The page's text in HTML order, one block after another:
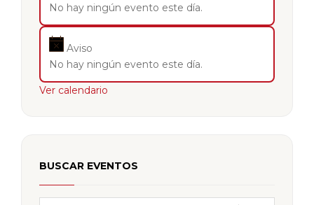
No hay ningún evento este día.
Aviso
No hay ningún evento este día.
Ver calendario
BUSCAR EVENTOS